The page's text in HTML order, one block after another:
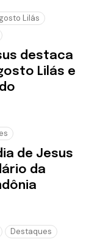
Lilás
destaca
Lilás e
de Jesus
da
Destaques